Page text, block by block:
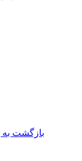
بازگشت به